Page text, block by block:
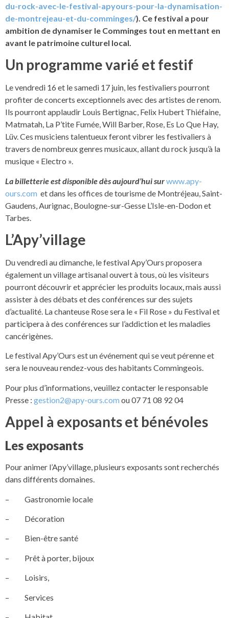
du-rock-avec-le-festival-apyours-pour-la-dynamisation-
de-montrejeau-et-du-comminges/). Ce festival a pour
ambition de dynamiser le Comminges tout en mettant en
avant le patrimoine culturel local.
Un programme varié et festif
Le vendredi 16 et le samedi 17 juin, les festivaliers pourront
profiter de concerts exceptionnels avec des artistes de renom.
Ils pourront applaudir Louis Bertignac, Felix Hubert Thiéfaine,
Matmatah, La P’tite Fumée, Will Barber, Rose, Es Lo Que Hay,
Lüv. Ces musiciens talentueux feront vibrer les festivaliers à
travers de nombreux genres musicaux, allant du rock jusqu’à la
musique « Electro ».
La billetterie est disponible dès aujourd’hui surwww.apy-
ours.com et dans les offices de tourisme de Montréjeau, Saint-
Gaudens, Aurignac, Boulogne-sur-Gesse L’Isle-en-Dodon et
Tarbes.
L’Apy’village
Du vendredi au dimanche, le festival Apy’Ours proposera
également un village artisanal ouvert à tous, où les visiteurs
pourront découvrir et apprécier les produits locaux, mais aussi
assister à des débats et des conférences sur des sujets
d’actualité. La chanteuse Rose sera le « Fil Rose » du Festival et
participera à des conférences sur l’addiction et les maladies
cancérigènes.
Le festival Apy’Ours est un événement qui se veut pérenne et
sera le nouveau rendez-vous des habitants Commingeois.
Pour plus d’informations, veuillez contacter le responsable
Presse : gestion2@apy-ours.com ou 07 71 08 92 04
Appel à exposants et bénévoles
Les exposants
Pour animer l’Apy’village, plusieurs exposants sont recherchés
dans différents domaines.
– Gastronomie locale
– Décoration
– Bien-être santé
– Prêt à porter, bijoux
– Loisirs,
– Services